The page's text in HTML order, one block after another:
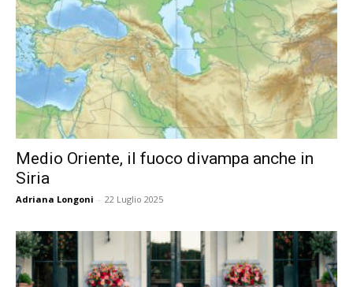
Medio Oriente, il fuoco divampa anche in
Siria
Adriana Longoni - 22 Luglio 2025